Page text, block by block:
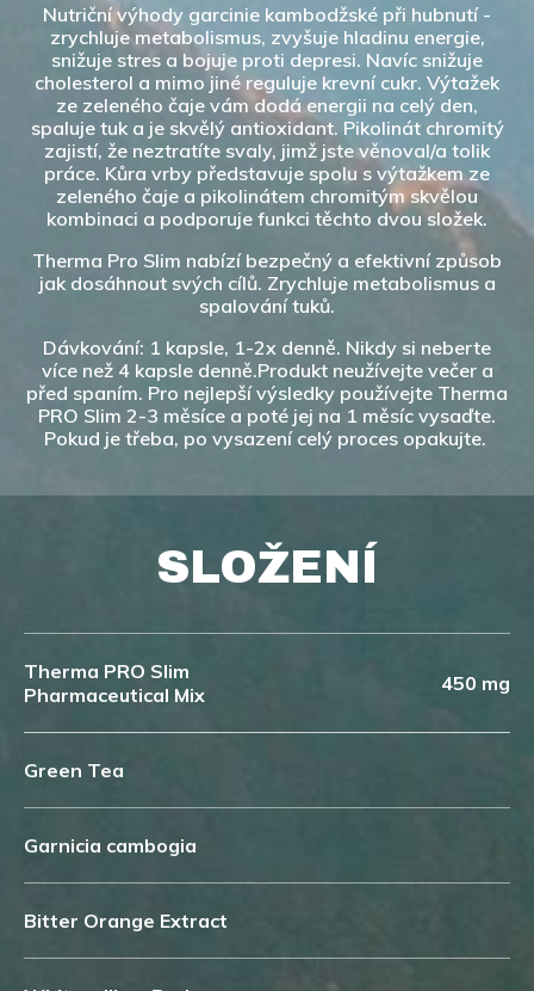
Nutriční výhody garcinie kambodžské při hubnutí -
zrychluje metabolismus, zvyšuje hladinu energie,
snižuje stres a bojuje proti depresi. Navíc snižuje
cholesterol a mimo jiné reguluje krevní cukr. Výtažek
ze zeleného čaje vám dodá energii na celý den,
spaluje tuk a je skvělý antioxidant. Pikolinát chromitý
zajistí, že neztratíte svaly, jimž jste věnoval/a tolik
práce. Kůra vrby představuje spolu s výtažkem ze
zeleného čaje a pikolinátem chromitým skvělou
kombinaci a podporuje funkci těchto dvou složek.
Therma Pro Slim nabízí bezpečný a efektivní způsob
jak dosáhnout svých cílů. Zrychluje metabolismus a
spalování tuků.
Dávkování: 1 kapsle, 1-2x denně. Nikdy si neberte
více než 4 kapsle denně.Produkt neužívejte večer a
před spaním. Pro nejlepší výsledky používejte Therma
PRO Slim 2-3 měsíce a poté jej na 1 měsíc vysaďte.
Pokud je třeba, po vysazení celý proces opakujte.
SLOŽENÍ
Therma PRO Slim
Pharmaceutical Mix
450 mg
Green Tea
Garnicia cambogia
Bitter Orange Extract